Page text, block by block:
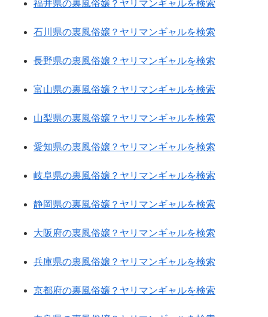
福井県の裏風俗嬢？ヤリマンギャルを検索
石川県の裏風俗嬢？ヤリマンギャルを検索
長野県の裏風俗嬢？ヤリマンギャルを検索
富山県の裏風俗嬢？ヤリマンギャルを検索
山梨県の裏風俗嬢？ヤリマンギャルを検索
愛知県の裏風俗嬢？ヤリマンギャルを検索
岐阜県の裏風俗嬢？ヤリマンギャルを検索
静岡県の裏風俗嬢？ヤリマンギャルを検索
大阪府の裏風俗嬢？ヤリマンギャルを検索
兵庫県の裏風俗嬢？ヤリマンギャルを検索
京都府の裏風俗嬢？ヤリマンギャルを検索